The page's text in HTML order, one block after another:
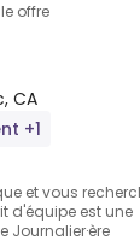
offre
CA
+1
et vous
d'équipe est une
Journalier·ère